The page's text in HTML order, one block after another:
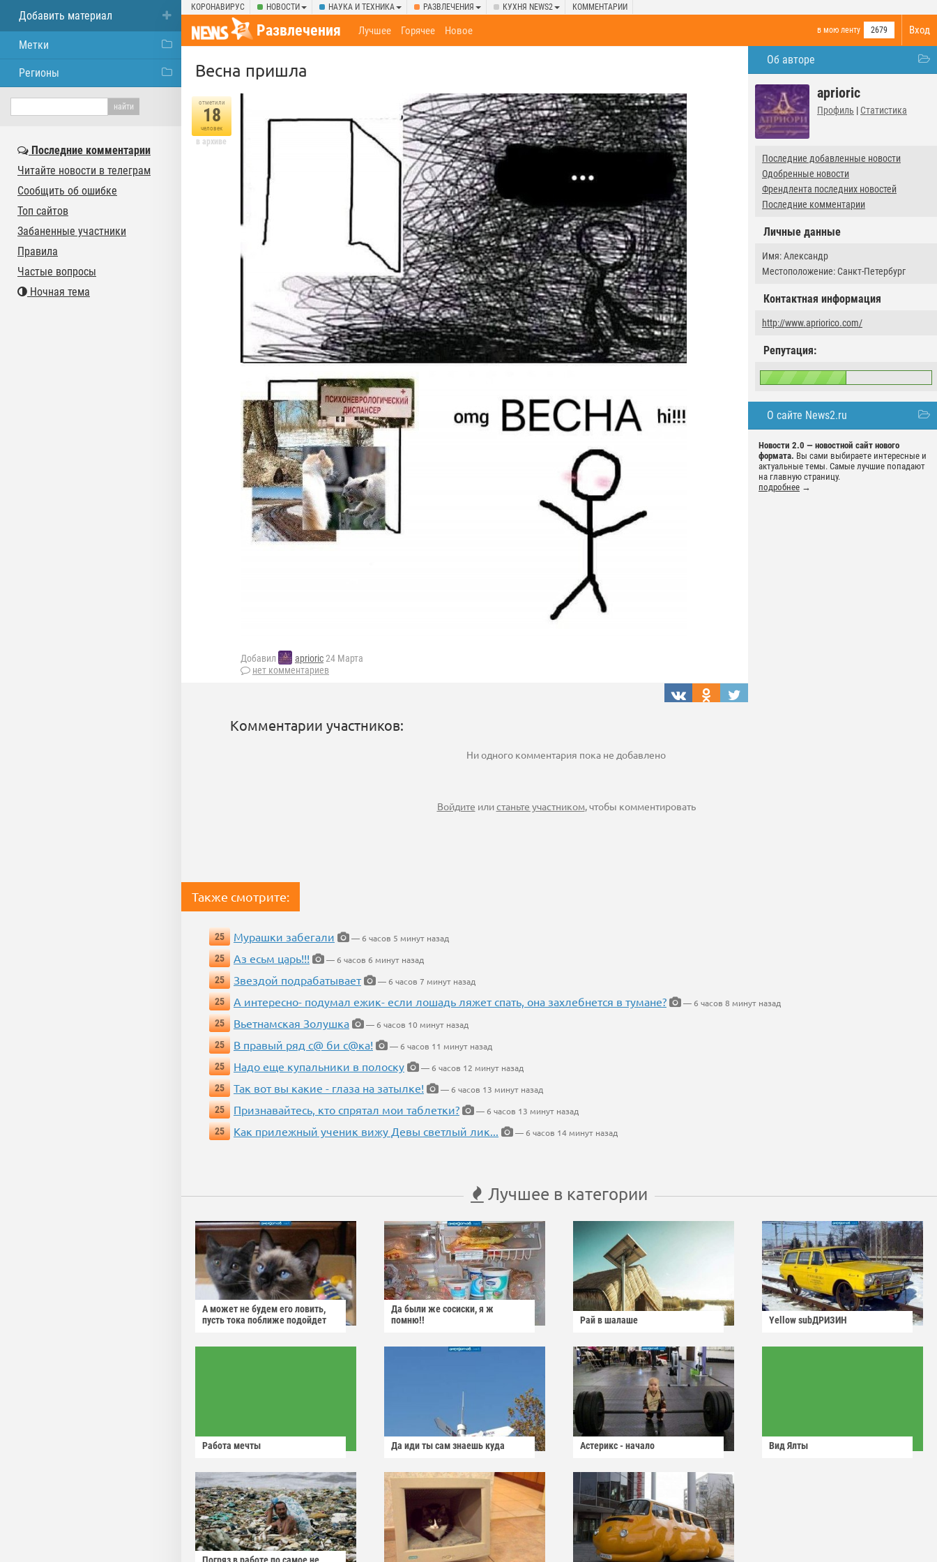
КОРОНАВИРУС НОВОСТИ НАУКА И ТЕХНИКА РАЗВЛЕЧЕНИЯ КУХНЯ NEWS2 КОММЕНТАРИИ
Вход
Развлечения в мою ленту 2679
Лучшее Горячее Новое
Об авторе
aprioric
Профиль | Статистика
Последние добавленные новости
Одобренные новости
Френдлента последних новостей
Последние комментарии
Личные данные
Имя: Александр
Местоположение: Санкт-Петербург
Контактная информация
http://www.apriorico.com/
Репутация:
О сайте News2.ru
Новости 2.0 — новостной сайт нового
формата. Вы сами выбираете интересные и
актуальные темы. Самые лучшие попадают
на главную страницу.
подробнее →
Весна пришла
отметили
18
человек
в архиве
Добавил aprioric24 Марта
нет комментариев
Комментарии участников:
Ни одного комментария пока не добавлено
Войдите илистаньте участником, чтобы комментировать
Также смотрите:
25 Мурашки забегали
— 6 часов 5 минут назад
25
Аз есьм царь!!!
— 6 часов 6 минут назад
25
Звездой подрабатывает
— 6 часов 7 минут назад
25
А интересно- подумал ежик- если лошадь ляжет спать, она захлебнется в тумане?
— 6 часов 8 минут назад
25
Вьетнамская Золушка
— 6 часов 10 минут назад
25
В правый ряд с@ би с@ка!
— 6 часов 11 минут назад
25
Надо еще купальники в полоску
— 6 часов 12 минут назад
25
Так вот вы какие - глаза на затылке!
— 6 часов 13 минут назад
25
Признавайтесь, кто спрятал мои таблетки?
— 6 часов 13 минут назад
25
Как прилежный ученик вижу Девы светлый лик... — 6 часов 14 минут назад
Лучшее в категории
А может не будем его ловить,
пусть тока поближе подойдет
Да были же сосиски, я ж
помню!!
Рай в шалаше Yellow subДРИЗИН
Работа мечты Да иди ты сам знаешь куда Астерикс - начало Вид Ялты
Добавить материал
Метки
Регионы
Последние комментарии
Читайте новости в телеграм
Сообщить об ошибке
Топ сайтов
Забаненные участники
Правила
Частые вопросы
Ночная тема